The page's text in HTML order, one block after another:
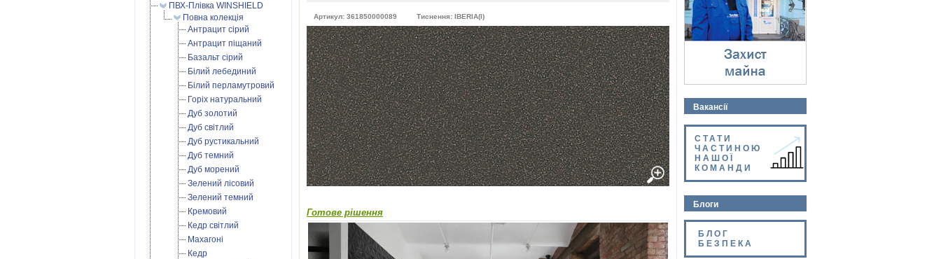
Артикул: 361850000089 Тиснення: IBERIA(I)
Готове рішення
Вакансії
СТАТИ
ЧАСТИНОЮ
НАШОЇ
КОМАНДИ
Блоги
БЛОГ
БЕЗПЕКА
ПВХ-Плівка WINSHIELD
Повна колекція
Антрацит сірий
Антрацит піщаний
Базальт сірий
Білий лебединий
Білий перламутровий
Горіх натуральний
Дуб золотий
Дуб світлий
Дуб рустикальний
Дуб темний
Дуб морений
Зелений лісовий
Зелений темний
Кремовий
Кедр світлий
Махагоні
Кедр